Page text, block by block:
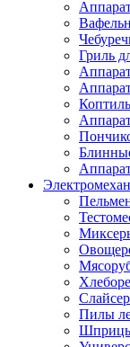
Гриль
Пилы